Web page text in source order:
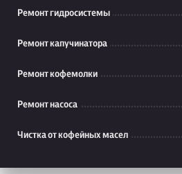
Ремонт гидросистемы
Ремонт капучинатора
Ремонт кофемолки
Ремонт насоса
Чистка от кофейных масел